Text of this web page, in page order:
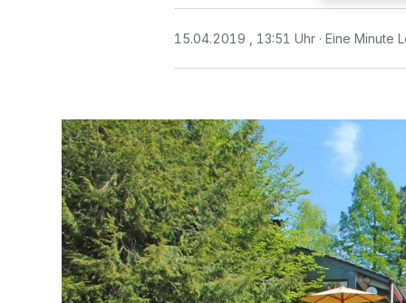
15.04.2019 , 13:51 Uhr Eine Minute